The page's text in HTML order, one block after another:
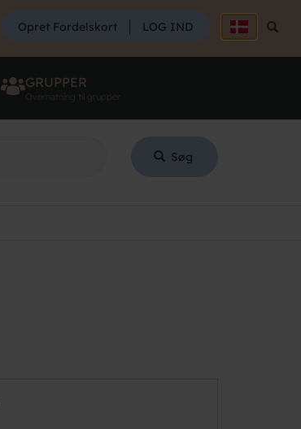
SØG
Søg
Opret Fordelskort LOG IND
GRUPPER
Overnatning til grupper
Søg